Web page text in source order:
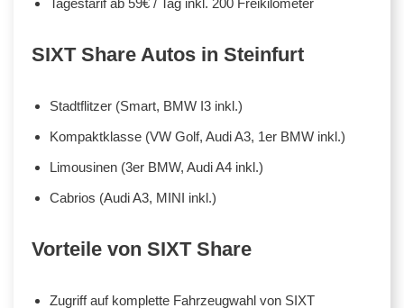
SIXT Share Autos in Steinfurt
Stadtflitzer (Smart, BMW I3 inkl.)
Kompaktklasse (VW Golf, Audi A3, 1er BMW inkl.)
Limousinen (3er BMW, Audi A4 inkl.)
Cabrios (Audi A3, MINI inkl.)
Vorteile von SIXT Share
Zugriff auf komplette Fahrzeugwahl von SIXT